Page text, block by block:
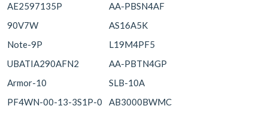
AE2597135P
90V7W
Note-9P
UBATIA290AFN2
Armor-10
PF4WN-00-13-3S1P-0
AA-PBSN4AF
AS16A5K
L19M4PF5
AA-PBTN4GP
SLB-10A
AB3000BWMC